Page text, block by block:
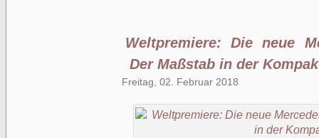
Weltpremiere: Die neue
Der Maßstab in der
Freitag, 02. Februar 2018